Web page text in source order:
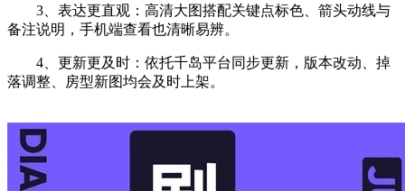
3、表达更直观：高清大图搭配关键点标色、箭头动线与
备注说明，手机端查看也清晰易辨。
4、更新更及时：依托千岛平台同步更新，版本改动、掉
落调整、房型新图均会及时上架。